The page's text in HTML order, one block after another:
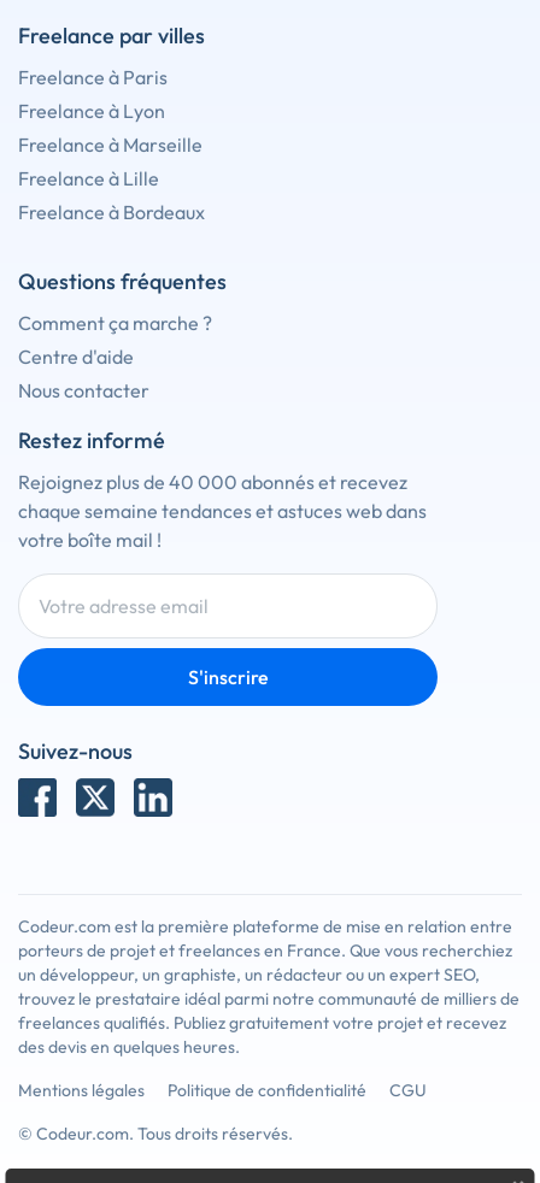
Freelance par villes
Freelance à Paris
Freelance à Lyon
Freelance à Marseille
Freelance à Lille
Freelance à Bordeaux
Questions fréquentes
Comment ça marche ?
Centre d'aide
Nous contacter
Restez informé
Rejoignez plus de 40 000 abonnés et recevez
chaque semaine tendances et astuces web dans
votre boîte mail !
S'inscrire
Suivez-nous
Codeur.com est la première plateforme de mise en relation entre
porteurs de projet et freelances en France. Que vous recherchiez
un développeur, un graphiste, un rédacteur ou un expert SEO,
trouvez le prestataire idéal parmi notre communauté de milliers de
freelances qualifiés. Publiez gratuitement votre projet et recevez
des devis en quelques heures.
Mentions légales
Politique de confidentialité
CGU
© Codeur.com. Tous droits réservés.